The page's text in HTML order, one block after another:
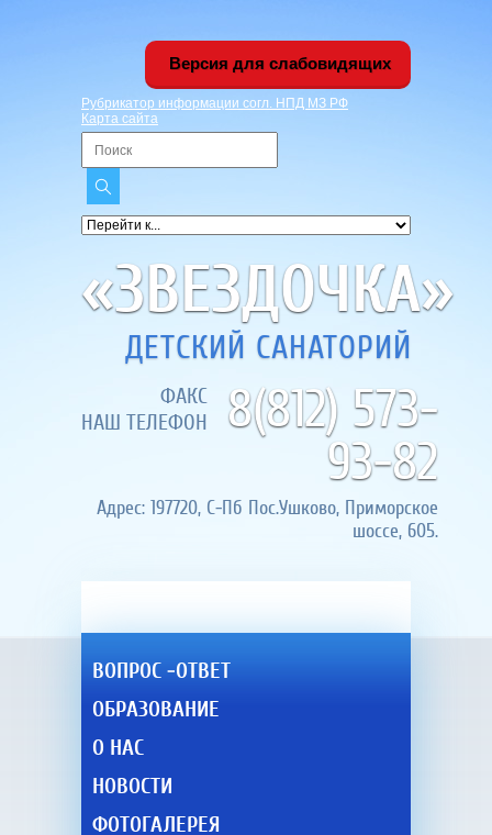
Версия для слабовидящих
Рубрикатор информации согл. НПД МЗ РФ
Карта сайта
«ЗВЕЗДОЧКА»
ДЕТСКИЙ САНАТОРИЙ
ФАКС
НАШ ТЕЛЕФОН
8(812) 573-
93-82
Адрес: 197720, С-Пб Пос.Ушково, Приморское
шоссе, 605.
ВОПРОС -ОТВЕТ
ОБРАЗОВАНИЕ
О НАС
НОВОСТИ
ФОТОГАЛЕРЕЯ